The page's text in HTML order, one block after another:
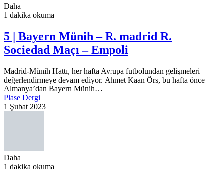
Daha
1 dakika okuma
5 | Bayern Münih – R. madrid R.
Sociedad Maçı – Empoli
Madrid-Münih Hattı, her hafta Avrupa futbolundan gelişmeleri
değerlendirmeye devam ediyor. Ahmet Kaan Örs, bu hafta önce
Almanya’dan Bayern Münih…
Plase Dergi
1 Şubat 2023
Daha
1 dakika okuma